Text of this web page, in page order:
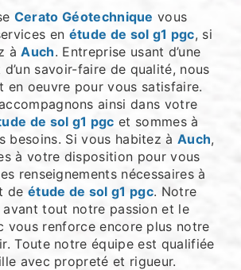
Cerato Géotechnique vous
en étude de sol g1 pgc, si
àAuch. Entreprise usant d’une
savoir-faire de qualité, nous
en oeuvre pour vous satisfaire.
ainsi dans votre
de sol g1 pgc et sommes à
besoins. Si vous habitez àAuch,
à votre disposition pour vous
renseignements nécessaires à
de étude de sol g1 pgc. Notre
avant tout notre passion et le
vous renforce encore plus notre
Toute notre équipe est qualifiée
avec propreté et rigueur.